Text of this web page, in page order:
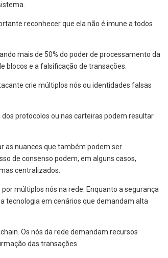
reconhecer que ela não é imune a todos
mais de 50% do poder de processamento da
blocos e a falsificação de transações.
crie múltiplos nós ou identidades falsas
protocolos ou nas carteiras podem resultar
as nuances que também podem ser
de consenso podem, em alguns casos,
centralizados.
múltiplos nós na rede. Enquanto a segurança
tecnologia em cenários que demandam alta
Os nós da rede demandam recursos
das transações.